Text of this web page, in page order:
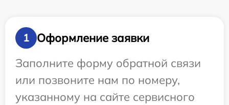
1
Оформление заявки
Заполните форму обратной связи
или позвоните нам по номеру,
указанному на сайте сервисного